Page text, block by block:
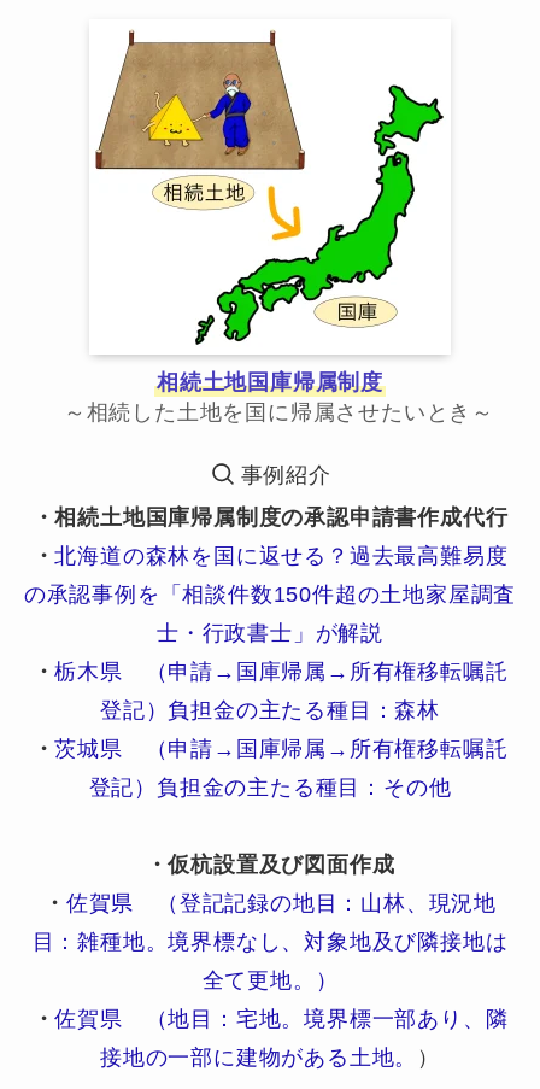
相続土地国庫帰属制度
～相続した土地を国に帰属させたいとき～
事例紹介
・相続土地国庫帰属制度の承認申請書作成代行
・北海道の森林を国に返せる？過去最高難易度
の承認事例を「相談件数150件超の土地家屋調査
士・行政書士」が解説
・栃木県 （申請→国庫帰属→所有権移転嘱託
登記）負担金の主たる種目：森林
・茨城県 （申請→国庫帰属→所有権移転嘱託
登記）負担金の主たる種目：その他
・仮杭設置及び図面作成
・ 佐賀県 （登記記録の地目：山林、現況地
目：雑種地。境界標なし、対象地及び隣接地は
全て更地。）
・佐賀県 （地目：宅地。境界標一部あり、隣
接地の一部に建物がある土地。
）